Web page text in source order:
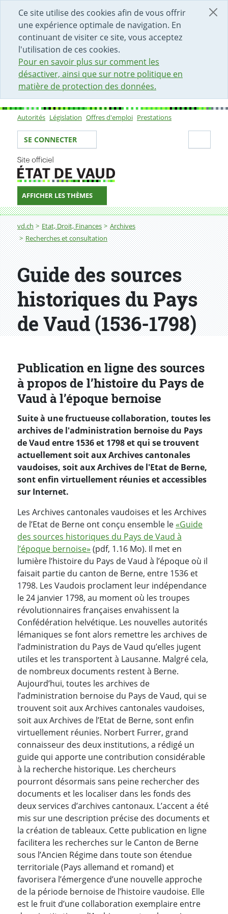
Ce site utilise des cookies afin de vous offrir
une expérience optimale de navigation. En
continuant de visiter ce site, vous acceptez
l'utilisation de ces cookies.
Pour en savoir plus sur comment les
désactiver, ainsi que sur notre politique en
matière de protection des données.
DÉBUT DU CONTENU DE LA PAGE
ACCÈS AU CHAMP DE RECHERCHE
PAGE D'ACCUEIL
FORMULAIRE DE CONTACT
Sous-navigation
Autorités Législation Offres d'emploi Prestations
Votre identité
SE CONNECTER
AFFICHER LES THÈMES
Fil d'Ariane
vd.ch Etat, Droit, Finances
Archives
Recherches et consultation
Guide des sources historiques du Pays de Vaud (1536-
Guide des sources
historiques du Pays
de Vaud (1536-1798)
Publication en ligne des sources
à propos de l’histoire du Pays de
Vaud à l’époque bernoise
Suite à une fructueuse collaboration, toutes les
archives de l'administration bernoise du Pays
de Vaud entre 1536 et 1798 et qui se trouvent
actuellement soit aux Archives cantonales
vaudoises, soit aux Archives de l'Etat de Berne,
sont enfin virtuellement réunies et accessibles
sur Internet.
Les Archives cantonales vaudoises et les Archives
de l’Etat de Berne ont conçu ensemble le «Guide
des sources historiques du Pays de Vaud à
l’époque bernoise» (pdf, 1.16 Mo). Il met en
lumière l’histoire du Pays de Vaud à l’époque où il
faisait partie du canton de Berne, entre 1536 et
1798. Les Vaudois proclament leur indépendance
le 24 janvier 1798, au moment où les troupes
révolutionnaires françaises envahissent la
Confédération helvétique. Les nouvelles autorités
lémaniques se font alors remettre les archives de
l’administration du Pays de Vaud qu’elles jugent
utiles et les transportent à Lausanne. Malgré cela,
de nombreux documents restent à Berne.
Aujourd’hui, toutes les archives de
l’administration bernoise du Pays de Vaud, qui se
trouvent soit aux Archives cantonales vaudoises,
soit aux Archives de l’Etat de Berne, sont enfin
virtuellement réunies. Norbert Furrer, grand
connaisseur des deux institutions, a rédigé un
guide qui apporte une contribution considérable
à la recherche historique. Les chercheurs
pourront désormais sans peine rechercher des
documents et les localiser dans les fonds des
deux services d’archives cantonaux. L’accent a été
mis sur une description précise des documents et
la création de tableaux. Cette publication en ligne
facilitera les recherches sur le Canton de Berne
sous l’Ancien Régime dans toute son étendue
territoriale (Pays allemand et romand) et
favorisera l’émergence d’une nouvelle approche
de la période bernoise de l’histoire vaudoise. Elle
est le fruit d’une collaboration exemplaire entre